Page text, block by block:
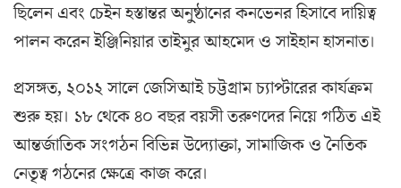
ছিলেন এবং চেইন হস্তান্তর অনু্ষ্ঠানের কনভেনর হিসাবে দায়িত্ব
পালন করেন ইঞ্জিনিয়ার তাইমুর আহমেদ ও সাইহান হাসনাত।
প্রসঙ্গত, ২০১২ সালে জেসিআই চট্টগ্রাম চ্যাপ্টারের কার্যক্রম
শুরু হয়। ১৮ থেকে ৪০ বছর বয়সী তরুণদের নিয়ে গঠিত এই
আন্তর্জাতিক সংগঠন বিভিন্ন উদ্যোক্তা, সামাজিক ও নৈতিক
নেতৃত্ব গঠনের ক্ষেত্রে কাজ করে।